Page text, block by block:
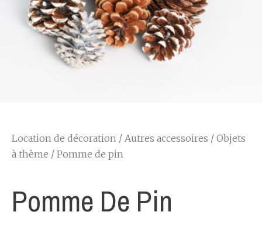
Location de décoration / Autres accessoires / Objets
à thème / Pomme de pin
Pomme De Pin